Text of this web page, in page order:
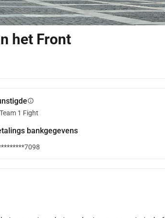
het Front
info
1 Fight
bankgegevens